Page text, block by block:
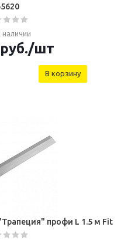
наличии
руб./шт
В корзину
профи L 1.5 м Fit